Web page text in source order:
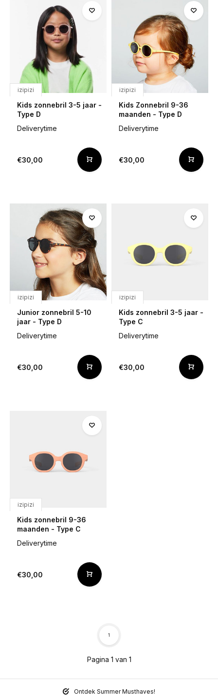
izipizi
Kids zonnebril 3-5 jaar -
Type D
Deliverytime
€30,00
izipizi
Kids Zonnebril 9-36
maanden - Type D
Deliverytime
€30,00
izipizi
Junior zonnebril 5-10
jaar - Type D
Deliverytime
€30,00
izipizi
Kids zonnebril 3-5 jaar -
Type C
Deliverytime
€30,00
izipizi
Kids zonnebril 9-36
maanden - Type C
Deliverytime
€30,00
Pagina 1 van 1
1
Ontdek Summer Musthaves!